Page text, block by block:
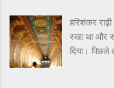
t
हरिशंकर
रखा था और
दिया। पिछले
दर्शनीय है